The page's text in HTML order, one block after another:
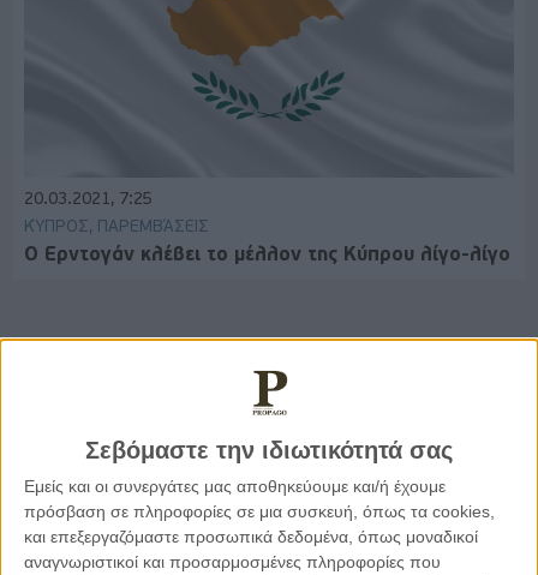
Σεβόμαστε την ιδιωτικότητά σας
Εμείς και οι συνεργάτες μας αποθηκεύουμε και/ή έχουμε
πρόσβαση σε πληροφορίες σε μια συσκευή, όπως τα cookies,
και επεξεργαζόμαστε προσωπικά δεδομένα, όπως μοναδικοί
αναγνωριστικοί και προσαρμοσμένες πληροφορίες που
20.03.2021, 7:25
ΚΎΠΡΟΣ, ΠΑΡΕΜΒΆΣΕΙΣ
Ο Ερντογάν κλέβει το μέλλον της Κύπρου λίγο-λίγο
Κέλλυ Καμπάκη
γράφει για την “ισόβια καταδίκη
της”